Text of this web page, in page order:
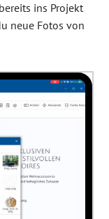
ins Projekt
neue Fotos von